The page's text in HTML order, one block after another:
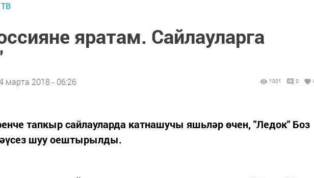
яратам. Сайлауларга
марта 2018 - 06:26 1001 0
тапкыр сайлауларда катнашучы яшьләр өчен, "Ледок" Боз
шуу оештырылды.